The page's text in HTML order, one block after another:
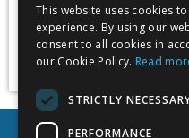
Δευτέρα,
Τρίτη, 20
This website uses cookies
experience. By using our
consent to all cookies in
our Cookie Policy. Read
STRICTLY
PERFORMANCE